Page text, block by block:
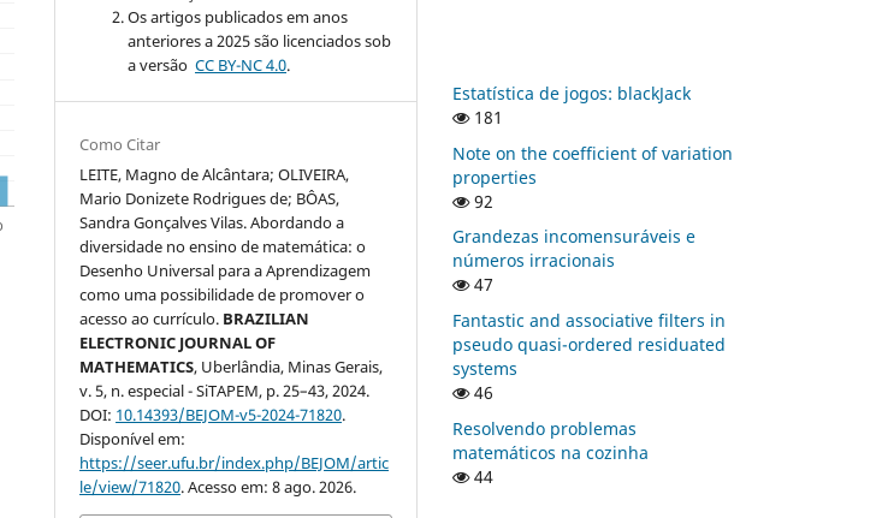
Os artigos publicados em anos
anteriores a 2025 são licenciados sob
a versãoCC BY-NC 4.0.
Como Citar
LEITE, Magno de Alcântara; OLIVEIRA,
Mario Donizete Rodrigues de; BÔAS,
Sandra Gonçalves Vilas. Abordando a
diversidade no ensino de matemática: o
Desenho Universal para a Aprendizagem
como uma possibilidade de promover o
acesso ao currículo. BRAZILIAN
ELECTRONIC JOURNAL OF
MATHEMATICS, Uberlândia, Minas Gerais,
v. 5, n. especial - SiTAPEM, p. 25–43, 2024.
DOI: 10.14393/BEJOM-v5-2024-71820.
Disponível em:
https://seer.ufu.br/index.php/BEJOM/artic
le/view/71820. Acesso em: 8 ago. 2026.
Estatística de jogos: blackJack
181
Note on the coefficient of variation
properties
92
Grandezas incomensuráveis e
números irracionais
47
Fantastic and associative filters in
pseudo quasi-ordered residuated
systems
46
Resolvendo problemas
matemáticos na cozinha
44